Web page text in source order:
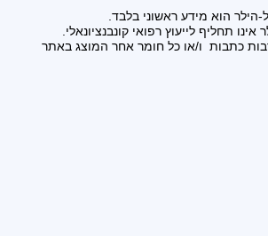
הוא מידע ראשוני בלבד.
תחליף לייעוץ רפואי קונבנציונאלי.
כתבות ו/או כל חומר אחר המוצג באתר